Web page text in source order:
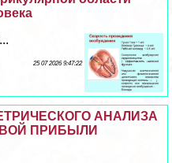
25 07 2026 9:47:22
АНАЛИЗА
ПРИБЫЛИ